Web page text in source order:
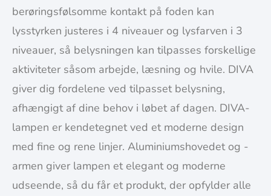
berøringsfølsomme kontakt på foden kan
lysstyrken justeres i 4 niveauer og lysfarven i 3
niveauer, så belysningen kan tilpasses forskellige
aktiviteter såsom arbejde, læsning og hvile. DIVA
giver dig fordelene ved tilpasset belysning,
afhængigt af dine behov i løbet af dagen. DIVA-
lampen er kendetegnet ved et moderne design
med fine og rene linjer. Aluminiumshovedet og -
armen giver lampen et elegant og moderne
udseende, så du får et produkt, der opfylder alle